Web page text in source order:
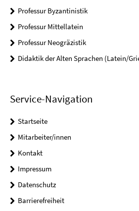
Professur Byzantinistik
Professur Mittellatein
Professur Neogräzistik
Didaktik der Alten Sprachen (Latein/
Service-Navigation
Startseite
Mitarbeiter/innen
Kontakt
Impressum
Datenschutz
Barrierefreiheit